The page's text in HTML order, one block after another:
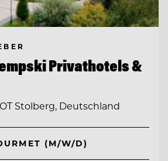
Privathotels &
Stolberg, Deutschland
(M/W/D)